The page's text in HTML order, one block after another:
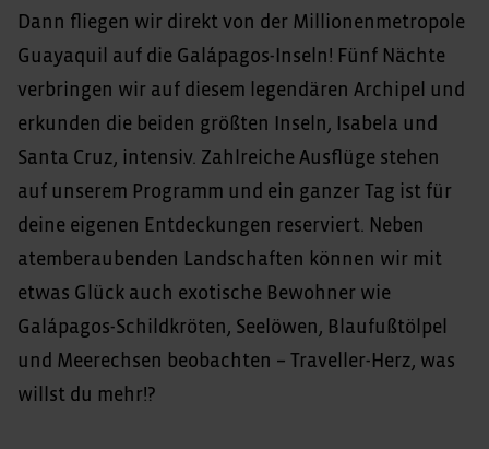
Dann fliegen wir direkt von der Millionenmetropole
Guayaquil auf die Galápagos-Inseln! Fünf Nächte
verbringen wir auf diesem legendären Archipel und
erkunden die beiden größten Inseln, Isabela und
Santa Cruz, intensiv. Zahlreiche Ausflüge stehen
auf unserem Programm und ein ganzer Tag ist für
deine eigenen Entdeckungen reserviert. Neben
atemberaubenden Landschaften können wir mit
etwas Glück auch exotische Bewohner wie
Galápagos-Schildkröten, Seelöwen, Blaufußtölpel
und Meerechsen beobachten – Traveller-Herz, was
willst du mehr!?